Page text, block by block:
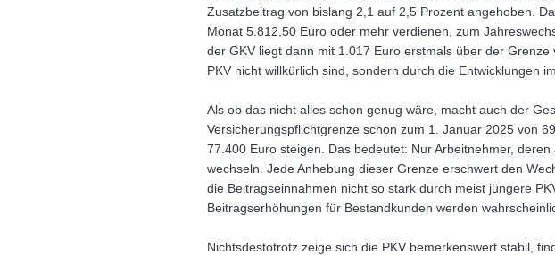
Zusatzbeitrag von bislang 2,1 auf 2,5 Prozent angehoben.
Monat 5.812,50 Euro oder mehr verdienen, zum
der GKV liegt dann mit 1.017 Euro erstmals über der
PKV nicht willkürlich sind, sondern durch die Entwicklungen
Als ob das nicht alles schon genug wäre, macht auch der
Versicherungspflichtgrenze schon zum 1. Januar 2025 von
77.400 Euro steigen. Das bedeutet: Nur Arbeitnehmer,
wechseln. Jede Anhebung dieser Grenze erschwert den
die Beitragseinnahmen nicht so stark durch meist jüngere
Beitragserhöhungen für Bestandkunden werden
Nichtsdestotrotz zeige sich die PKV bemerkenswert stabil,